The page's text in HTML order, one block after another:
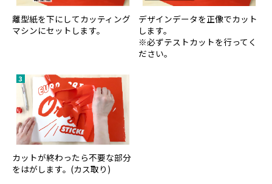
離型紙を下にしてカッティング
マシンにセットします。
デザインデータを正像でカット
します。
※必ずテストカットを行ってく
ださい。
カットが終わったら不要な部分
をはがします。(カス取り)